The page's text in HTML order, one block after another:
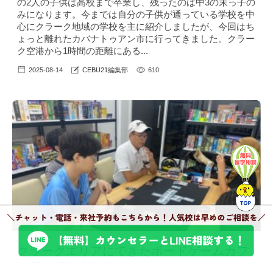
みになります。今までは自分の子供が通っている学校を中
心にクラーク地域の学校を主に紹介しましたが、今回はち
ょっと離れたカバナトゥアン市に行ってきました。クラー
ク空港から1時間の距離にある...
2025-08-14 CEBU21編集部 610
クラークエリアにできたボードゲームカフ